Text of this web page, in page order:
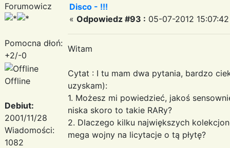
Forumowicz
Pomocna dłoń:
+2/-0
Offline
Debiut:
2001/11/28
Wiadomości:
1082
Disco - !!!
« Odpowiedz #93 : 05-07-2012
Witam
Cytat : I tu mam dwa pytania, bardzo
uzyskam):
1. Możesz mi powiedzieć, jakoś
niska skoro to takie RARy?
2. Dlaczego kilku największych
mega wojny na licytacje o tą płytę?